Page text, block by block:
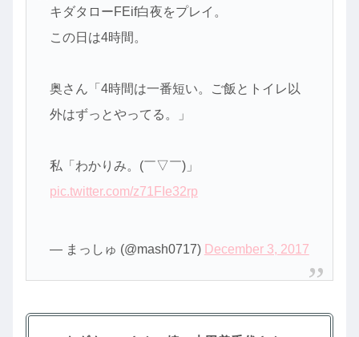
キダタローFEif白夜をプレイ。
この日は4時間。
奥さん「4時間は一番短い。ご飯とトイレ以
外はずっとやってる。」
私「わかりみ。(￣▽￣)」
pic.twitter.com/z71FIe32rp
— まっしゅ (@mash0717) December 3, 2017